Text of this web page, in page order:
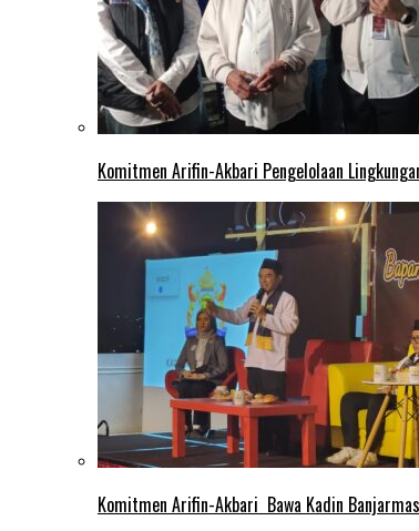
Komitmen Arifin-Akbari Pengelolaan
Komitmen Arifin-Akbari Bawa Kadin